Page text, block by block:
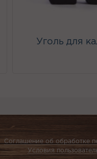
Уголь для
Соглашение об обработке
Условия